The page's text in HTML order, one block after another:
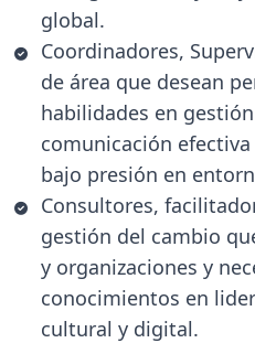
global.
Coordinadores,
de área que desean
habilidades en
comunicación
bajo presión en
Consultores,
gestión del cambio
y organizaciones y
conocimientos en
cultural y digital.